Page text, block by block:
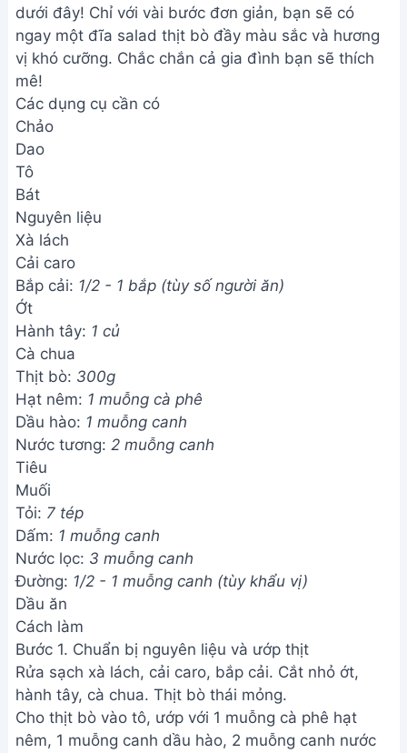
dưới đây! Chỉ với vài bước đơn giản, bạn sẽ có
ngay một đĩa salad thịt bò đầy màu sắc và hương
vị khó cưỡng. Chắc chắn cả gia đình bạn sẽ thích
mê!
Các dụng cụ cần có
Chảo
Dao
Tô
Bát
Nguyên liệu
Xà lách
Cải caro
Bắp cải: 1/2 - 1 bắp (tùy số người ăn)
Ớt
Hành tây: 1 củ
Cà chua
Thịt bò: 300g
Hạt nêm: 1 muỗng cà phê
Dầu hào: 1 muỗng canh
Nước tương: 2 muỗng canh
Tiêu
Muối
Tỏi: 7 tép
Dấm: 1 muỗng canh
Nước lọc: 3 muỗng canh
Đường: 1/2 - 1 muỗng canh (tùy khẩu vị)
Dầu ăn
Cách làm
Bước 1. Chuẩn bị nguyên liệu và ướp thịt
Rửa sạch xà lách, cải caro, bắp cải. Cắt nhỏ ớt,
hành tây, cà chua. Thịt bò thái mỏng.
Cho thịt bò vào tô, ướp với 1 muỗng cà phê hạt
nêm, 1 muỗng canh dầu hào, 2 muỗng canh nước